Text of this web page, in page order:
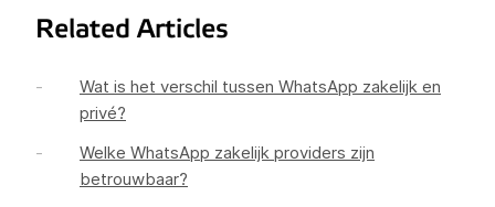
Related Articles
Wat is het verschil tussen WhatsApp zakelijk en
privé?
Welke WhatsApp zakelijk providers zijn
betrouwbaar?